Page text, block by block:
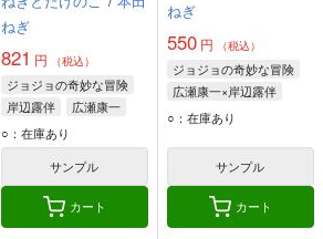
ねぎ
821 円 （税込）
ジョジョの奇妙な冒険
岸辺露伴
広瀬康一
○：在庫あり
サンプル
カート
ねぎ
550円 （税込）
ジョジョの奇妙な冒険
広瀬康一×岸辺露伴
広瀬康一
○：在庫あり
サンプル
カート